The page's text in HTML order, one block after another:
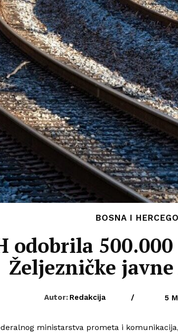
BOSNA I
odobrila
Željezničke
Autor: Redakcija / 5
ministarstva prometa i